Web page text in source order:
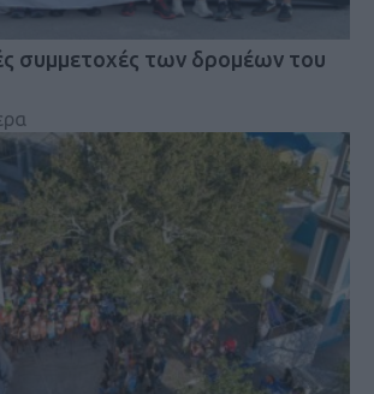
συμμετοχές των δρομέων του